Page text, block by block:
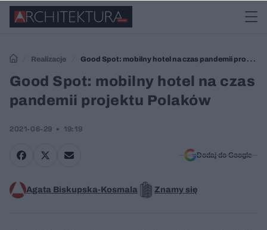
Realizacje
Good Spot: mobilny hotel na czas pandemii projektu
Polaków
Good Spot: mobilny hotel na czas
pandemii projektu Polaków
2021-06-29 19:19
Dodaj do Google
Agata Biskupska-Kosmala Znamy się